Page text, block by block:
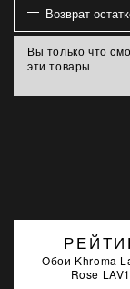
Возврат
Вы только что
эти товары
Обои Khroma
Rose